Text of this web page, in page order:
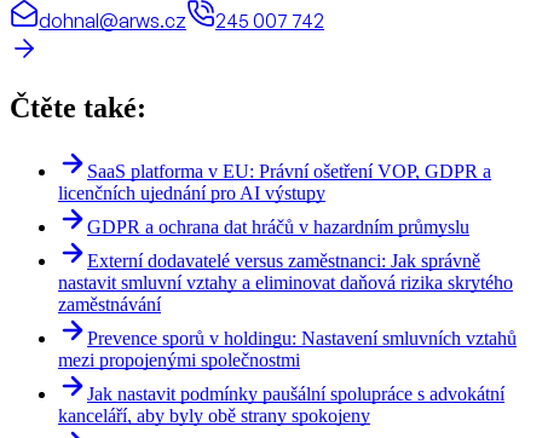
dohnal@arws.cz 245 007 742
Čtěte také:
SaaS platforma v EU: Právní ošetření VOP, GDPR a
licenčních ujednání pro AI výstupy
GDPR a ochrana dat hráčů v hazardním průmyslu
Externí dodavatelé versus zaměstnanci: Jak správně
nastavit smluvní vztahy a eliminovat daňová rizika skrytého
zaměstnávání
Prevence sporů v holdingu: Nastavení smluvních vztahů
mezi propojenými společnostmi
Jak nastavit podmínky paušální spolupráce s advokátní
kanceláří, aby byly obě strany spokojeny